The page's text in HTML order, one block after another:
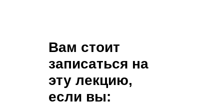
Вам стоит
записаться на
эту лекцию,
если вы: